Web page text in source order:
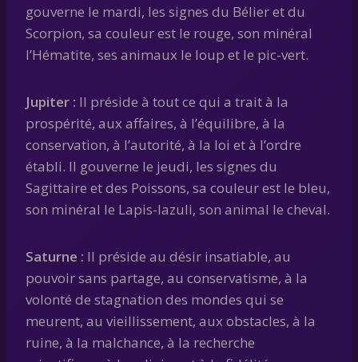
gouverne le mardi, les signes du Bélier et du
Scorpion, sa couleur est le rouge, son minéral
l’Hématite, ses animaux le loup et le pic-vert.
Jupiter : Il préside à tout ce qui a trait à la
prospérité, aux affaires, à l’équilibre, à la
conservation, à l’autorité, à la loi et à l’ordre
établi. Il gouverne le jeudi, les signes du
Sagittaire et des Poissons, sa couleur est le bleu,
son minéral le Lapis-lazuli, son animal le cheval.
Saturne : Il préside au désir insatiable, au
pouvoir sans partage, au conservatisme, à la
volonté de stagnation des mondes qui se
meurent, au vieillissement, aux obstacles, à la
ruine, à la malchance, à la recherche